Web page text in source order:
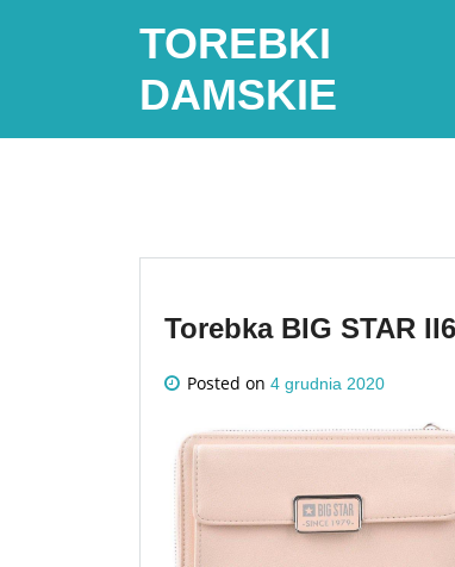
TOREBKI
DAMSKIE
Torebka BIG STAR
Posted on 4 grudnia 2020